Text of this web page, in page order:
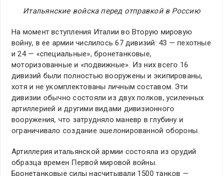
Итальянские войска перед отправкой в Россию
На момент вступления Италии во Вторую мировую
войну, в ее армии числилось 67 дивизий: 43 — пехотные
и 24 — «специальные», бронетанковые,
моторизованные и «подвижные». Из них всего 16
дивизий были полностью вооружены и экипированы,
хотя и не укомплектованы личным составом. Эти
дивизии обычно состояли из двух полков, усиленных
артиллерией и другими видами дивизионного
вооружения, что затрудняло маневр в глубину и
ограничивало создание эшелонированной обороны.
Артиллерия итальянской армии состояла из орудий
образца времен Первой мировой войны.
Бронетанковые силы насчитывали 1500 танков —